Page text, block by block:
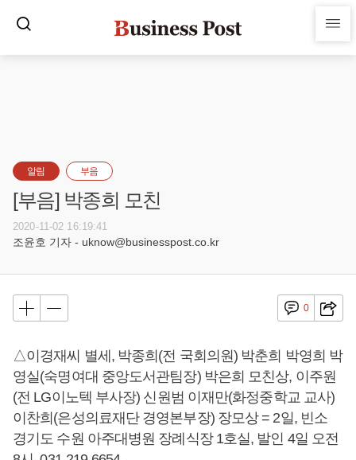
알림 부음
[부음] 박종희 모친
2020-11-02 16:19:41
조윤호 기자 - uknow@businesspost.co.kr
0
△이경재씨 별세, 박종희(전 국회의원) 박춘희 박영희 박
영실(숙명여대 중앙도서관팀장) 박은희 모친상, 이주원
(전 LG이노텍 부사장) 신원범 이재만(화정중학교 교사)
이찬희(은성의료재단 경영본부장) 장모상 = 2일, 빈소
경기도 수원 아주대병원 장례식장 1호실, 발인 4일 오전